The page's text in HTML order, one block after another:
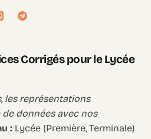
Corrigés pour le Lycée
les représentations
de données avec nos
: Lycée (Première, Terminale)